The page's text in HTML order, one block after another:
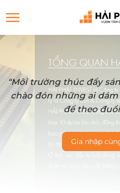
“Môi trường thúc đẩy
chào đón những ai
để theo
Gia nhập